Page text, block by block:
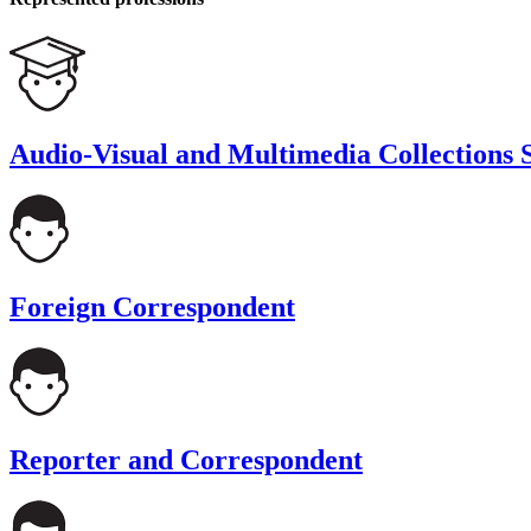
Audio-Visual and Multimedia Collections
Foreign Correspondent
Reporter and Correspondent